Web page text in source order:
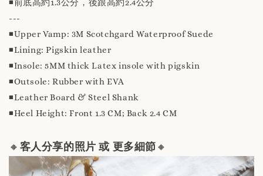
---
◾️Upper Vamp: 3M Scotchgard Waterproof Suede
◾️Lining: Pigskin leather
◾️Insole: 5MM thick Latex insole with pigskin
◾️Outsole: Rubber with EVA
◾️Leather Board & Steel Shank
◾️Heel Height: Front 1.3 CM; Back 2.4 CM
🔸 客人分享的照片 或 更多細節 🔸